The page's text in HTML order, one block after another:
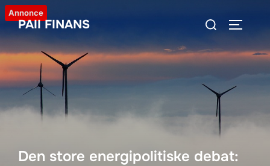
Videre
til
indhold
PAII FINANS
Søg
Annonce
Den store energipolitiske debat: